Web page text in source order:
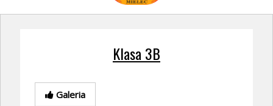
Klasa 3B
Galeria